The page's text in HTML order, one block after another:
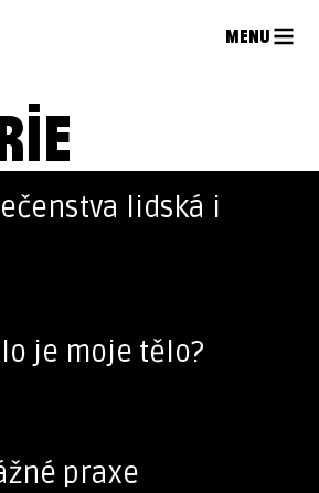
MENU
lidská i
je moje tělo?
praxe